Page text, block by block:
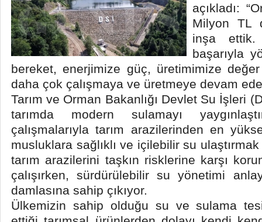
açıkladı:
Milyon TL
inşa ettik.
başarıyla
bereket, enerjimize güç, üretimimize
daha çok çalışmaya ve üretmeye devam
Tarım ve Orman Bakanlığı Devlet Su İşleri
tarımda modern sulamayı
çalışmalarıyla tarım arazilerinden en
musluklara sağlıklı ve içilebilir su
tarım arazilerini taşkın risklerine karşı
çalışırken, sürdürülebilir su yönetimi
damlasına sahip çıkıyor.
Ülkemizin sahip olduğu su ve sulama